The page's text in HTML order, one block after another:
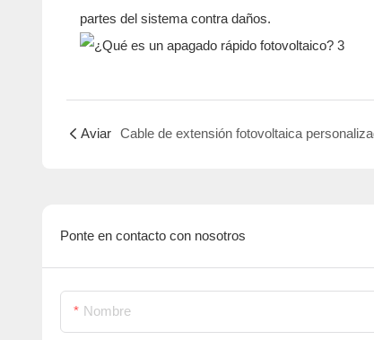
partes del sistema contra daños.
Aviar
Ponte en contacto con nosotros
Nombre